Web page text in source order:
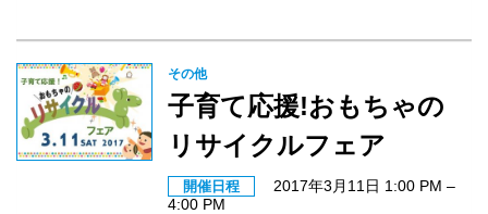
その他
子育て応援!おもちゃの
リサイクルフェア
開催日程 2017年3月11日 1:00 PM –
4:00 PM